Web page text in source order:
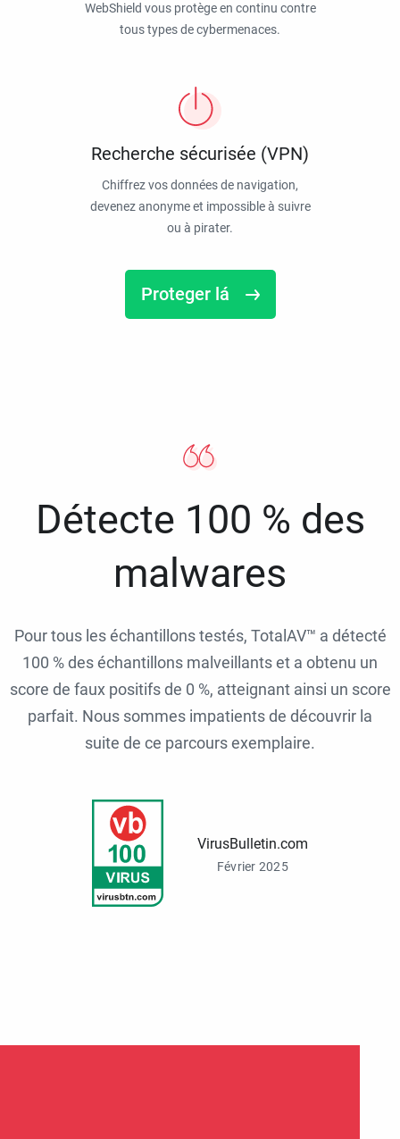
WebShield vous protège en continu contre
tous types de cybermenaces.
Recherche sécurisée (VPN)
Chiffrez vos données de navigation,
devenez anonyme et impossible à suivre
ou à pirater.
Proteger lá
Détecte 100 % des
malwares
Pour tous les échantillons testés, TotalAV™ a détecté
100 % des échantillons malveillants et a obtenu un
score de faux positifs de 0 %, atteignant ainsi un score
parfait. Nous sommes impatients de découvrir la
suite de ce parcours exemplaire.
VirusBulletin.com
Février 2025